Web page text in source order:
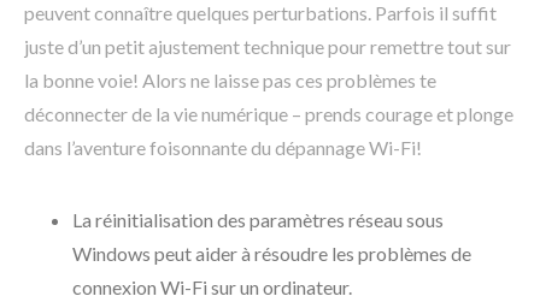
peuvent connaître quelques perturbations. Parfois il suffit
juste d’un petit ajustement technique pour remettre tout sur
la bonne voie! Alors ne laisse pas ces problèmes te
déconnecter de la vie numérique – prends courage et plonge
dans l’aventure foisonnante du dépannage Wi-Fi!
La réinitialisation des paramètres réseau sous
Windows peut aider à résoudre les problèmes de
connexion Wi-Fi sur un ordinateur.